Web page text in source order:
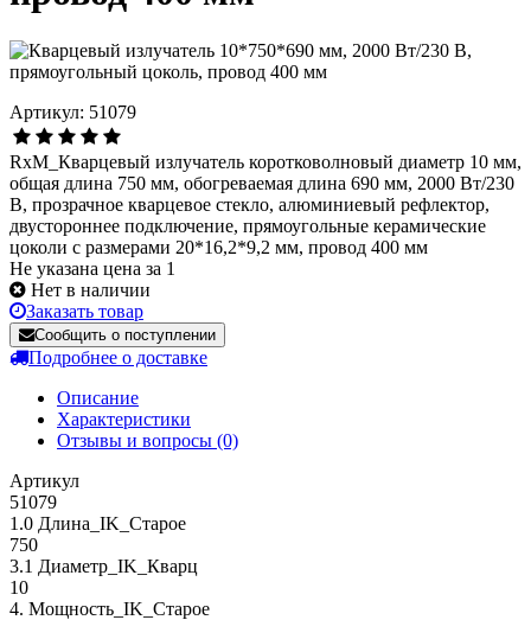
Артикул: 51079
RxM_Кварцевый излучатель коротковолновый диаметр 10 мм,
общая длина 750 мм, обогреваемая длина 690 мм, 2000 Вт/230
В, прозрачное кварцевое стекло, алюминиевый рефлектор,
двустороннее подключение, прямоугольные керамические
цоколи с размерами 20*16,2*9,2 мм, провод 400 мм
Не указана цена за 1
Нет в наличии
Заказать товар
Сообщить о поступлении
Подробнее о доставке
Описание
Характеристики
Отзывы и вопросы (0)
Артикул
51079
1.0 Длина_IK_Старое
750
3.1 Диаметр_IK_Кварц
10
4. Мощность_IK_Старое